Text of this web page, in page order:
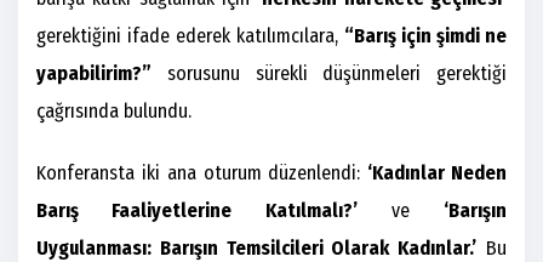
gerektiğini ifade ederek katılımcılara, “Barış için şimdi ne
yapabilirim?” sorusunu sürekli düşünmeleri gerektiği
çağrısında bulundu.
Konferansta iki ana oturum düzenlendi: ‘Kadınlar Neden
Barış Faaliyetlerine Katılmalı?’ve ‘Barışın
Uygulanması: Barışın Temsilcileri Olarak Kadınlar.’ Bu